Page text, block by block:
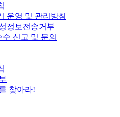
운영 및 관리방침
정보전송거부
신고 및 문의
찾아라!